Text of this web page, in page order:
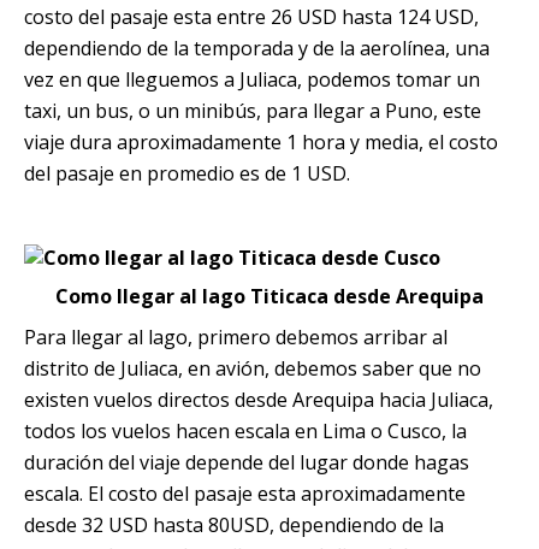
costo del pasaje esta entre 26 USD hasta 124 USD,
dependiendo de la temporada y de la aerolínea, una
vez en que lleguemos a Juliaca, podemos tomar un
taxi, un bus, o un minibús, para llegar a Puno, este
viaje dura aproximadamente 1 hora y media, el costo
del pasaje en promedio es de 1 USD.
Como llegar al lago Titicaca desde Arequipa
Para llegar al lago, primero debemos arribar al
distrito de Juliaca, en avión, debemos saber que no
existen vuelos directos desde Arequipa hacia Juliaca,
todos los vuelos hacen escala en Lima o Cusco, la
duración del viaje depende del lugar donde hagas
escala. El costo del pasaje esta aproximadamente
desde 32 USD hasta 80USD, dependiendo de la